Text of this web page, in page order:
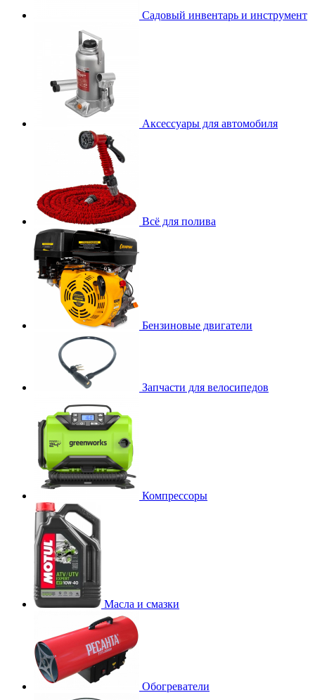
Садовый инвентарь и инструмент
Аксессуары для автомобиля
Всё для полива
Бензиновые двигатели
Запчасти для велосипедов
Компрессоры
Масла и смазки
Обогреватели